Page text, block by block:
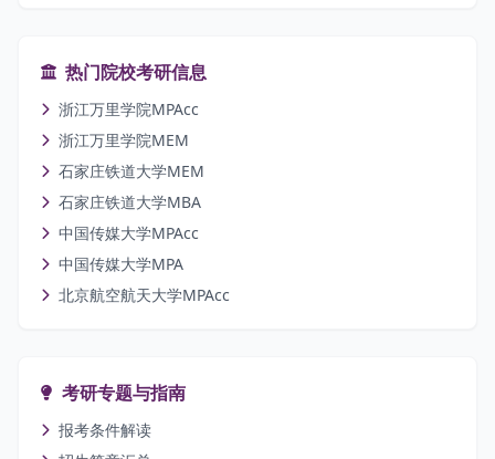
热门院校考研信息
浙江万里学院MPAcc
浙江万里学院MEM
石家庄铁道大学MEM
石家庄铁道大学MBA
中国传媒大学MPAcc
中国传媒大学MPA
北京航空航天大学MPAcc
考研专题与指南
报考条件解读